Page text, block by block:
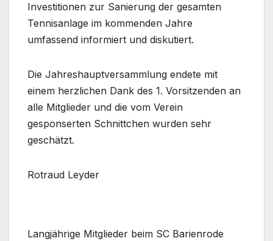
Investitionen zur Sanierung der gesamten
Tennisanlage im kommenden Jahre
umfassend informiert und diskutiert.
Die Jahreshauptversammlung endete mit
einem herzlichen Dank des 1. Vorsitzenden an
alle Mitglieder und die vom Verein
gesponserten Schnittchen wurden sehr
geschätzt.
Rotraud Leyder
Langjährige Mitglieder beim SC Barienrode